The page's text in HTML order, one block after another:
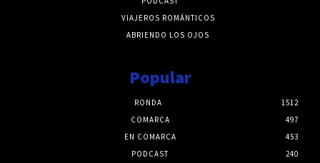
VIAJEROS ROMÁNTICOS
ABRIENDO LOS OJOS
Popular
RONDA
1512
COMARCA
497
EN COMARCA
453
PODCAST
240